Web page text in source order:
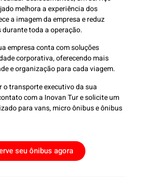
melhora a experiência dos
a imagem da empresa e reduz
toda a operação.
empresa conta com soluções
corporativa, oferecendo mais
e organização para cada viagem.
transporte executivo da sua
com a Inovan Tur e solicite um
para vans, micro ônibus e ônibus
seu ônibus agora